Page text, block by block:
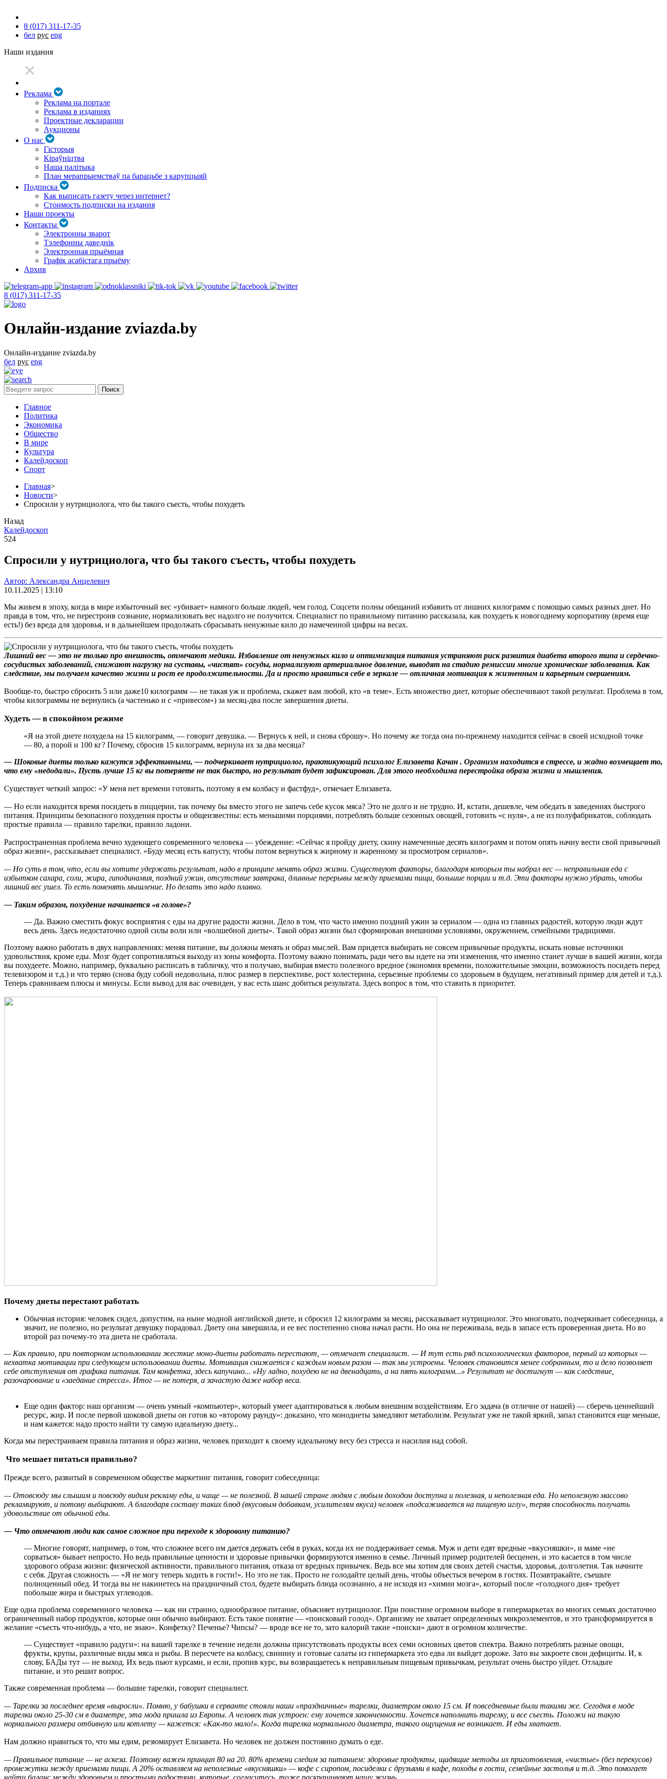
8 (017) 311-17-35
бел рус eng
Наши издания
Реклама
Реклама на портале
Реклама в изданиях
Проектные декларации
Аукционы
О нас
Гісторыя
Кіраўніцтва
Наша палітыка
План мерапрыемстваў па барацьбе з карупцыяй
Подписка
Как выписать газету через интернет?
Стоимость подписки на издания
Наши проекты
Контакты
Электронны зварот
Тэлефонны даведнік
Электронная прыёмная
Графік асабістага прыёму
Архив
8 (017) 311-17-35
Онлайн-издание zviazda.by
Онлайн-издание zviazda.by
бел рус eng
Главное
Политика
Экономика
Общество
В мире
Культура
Калейдоскоп
Спорт
Главная>
Новости>
Спросили у нутрициолога, что бы такого съесть, чтобы похудеть
Назад
Калейдоскоп
524
Спросили у нутрициолога, что бы такого съесть, чтобы похудеть
Автор: Александра Анцелевич
10.11.2025 | 13:10
Мы живем в эпоху, когда в мире избыточный вес «убивает» намного больше людей, чем голод. Соцсети полны обещаний избавить от лишних килограмм с помощью самых разных диет. Но
правда в том, что, не перестроив сознание, нормализовать вес надолго не получится. Специалист по правильному питанию рассказала, как похудеть к новогоднему корпоративу (время еще
есть!) без вреда для здоровья, и в дальнейшем продолжать сбрасывать ненужные кило до намеченной цифры на весах.
Лишний вес — это не только про внешность, отмечают медики. Избавление от ненужных кило и оптимизация питания устраняют риск развития диабета второго типа и сердечно-
сосудистых заболеваний, снижают нагрузку на суставы, «чистят» сосуды, нормализуют артериальное давление, выводят на стадию ремиссии многие хронические заболевания. Как
следствие, мы получаем качество жизни и рост ее продолжительности. Да и просто нравиться себе в зеркале — отличная мотивация к жизненным и карьерным свершениям.
Вообще-то, быстро сбросить 5 или даже10 килограмм — не такая уж и проблема, скажет вам любой, кто «в теме». Есть множество диет, которые обеспечивают такой результат. Проблема в том,
чтобы килограммы не вернулись (а частенько и с «привесом») за месяц-два после завершения диеты.
Худеть — в спокойном режиме
«Я на этой диете похудела на 15 килограмм, — говорит девушка. — Вернусь к ней, и снова сброшу». Но почему же тогда она по-прежнему находится сейчас в своей исходной точке
— 80, а порой и 100 кг? Почему, сбросив 15 килограмм, вернула их за два месяца?
— Шоковые диеты только кажутся эффективными, — подчеркивает нутрициолог, практикующий психолог Елизавета Качан . Организм находится в стрессе, и жадно возмещает то,
что ему «недодали». Пусть лучше 15 кг вы потеряете не так быстро, но результат будет зафиксирован. Для этого необходима перестройка образа жизни и мышления.
Существует четкий запрос: «У меня нет времени готовить, поэтому я ем колбасу и фастфуд», отмечает Елизавета.
— Но если находится время посидеть в пиццерии, так почему бы вместо этого не запечь себе кусок мяса? Это не долго и не трудно. И, кстати, дешевле, чем обедать в заведениях быстрого
питания. Принципы безопасного похудения просты и общеизвестны: есть меньшими порциями, потреблять больше сезонных овощей, готовить «с нуля», а не из полуфабрикатов, соблюдать
простые правила — правило тарелки, правило ладони.
Распространенная проблема вечно худеющего современного человека — убеждение: «Сейчас я пройду диету, скину намеченные десять килограмм и потом опять начну вести свой привычный
образ жизни», рассказывает специалист. «Буду месяц есть капусту, чтобы потом вернуться к жирному и жаренному за просмотром сериалов».
— Но суть в том, что, если вы хотите удержать результат, надо в принципе менять образ жизни. Существуют факторы, благодаря которым ты набрал вес — неправильная еда с
избытком сахара, соли, жира, гиподинамия, поздний ужин, отсутствие завтрака, длинные перерывы между приемами пищи, большие порции и т.д. Эти факторы нужно убрать, чтобы
лишний вес ушел. То есть поменять мышление. Но делать это надо плавно.
— Таким образом, похудение начинается «в голове»?
— Да. Важно сместить фокус восприятия с еды на другие радости жизни. Дело в том, что часто именно поздний ужин за сериалом — одна из главных радостей, которую люди ждут
весь день. Здесь недостаточно одной силы воли или «волшебной диеты». Такой образ жизни был сформирован внешними условиями, окружением, семейными традициями.
Поэтому важно работать в двух направлениях: меняя питание, вы должны менять и образ мыслей. Вам придется выбирать не совсем привычные продукты, искать новые источники
удовольствия, кроме еды. Мозг будет сопротивляться выходу из зоны комфорта. Поэтому важно понимать, ради чего вы идете на эти изменения, что именно станет лучше в вашей жизни, когда
вы похудеете. Можно, например, буквально расписать в табличку, что я получаю, выбирая вместо полезного вредное (экономия времени, положительные эмоции, возможность посидеть перед
телевизором и т.д.) и что теряю (снова буду собой недовольна, плюс размер в перспективе, рост холестерина, серьезные проблемы со здоровьем в будущем, негативный пример для детей и т.д.).
Теперь сравниваем плюсы и минусы. Если вывод для вас очевиден, у вас есть шанс добиться результата. Здесь вопрос в том, что ставить в приоритет.
Почему диеты перестают работать
Обычная история: человек сидел, допустим, на ныне модной английской диете, и сбросил 12 килограмм за месяц, рассказывает нутрициолог. Это многовато, подчеркивает собеседница, а
значит, не полезно, но результат девушку порадовал. Диету она завершила, и ее вес постепенно снова начал расти. Но она не переживала, ведь в запасе есть проверенная диета. Но во
второй раз почему-то эта диета не сработала.
— Как правило, при повторном использовании жесткие моно-диеты работать перестают, — отмечает специалист. — И тут есть ряд психологических факторов, первый из которых —
нехватка мотивации при следующем использовании диеты. Мотивация снижается с каждым новым разом — так мы устроены. Человек становится менее собранным, то и дело позволяет
себе отступления от графика питания. Там конфетка, здесь капучино... «Ну ладно, похудею не на двенадцать, а на пять килограмм...» Результат не достигнут — как следствие,
разочарование и «заедание стресса». Итог — не потеря, а зачастую даже набор веса.
Еще один фактор: наш организм — очень умный «компьютер», который умеет адаптироваться к любым внешним воздействиям. Его задача (в отличие от нашей) — сберечь ценнейший
ресурс, жир. И после первой шоковой диеты он готов ко «второму раунду»: доказано, что монодиеты замедляют метаболизм. Результат уже не такой яркий, запал становится еще меньше,
и нам кажется: надо просто найти ту самую идеальную диету...
Когда мы перестраиваем правила питания и образ жизни, человек приходит к своему идеальному весу без стресса и насилия над собой.
Что мешает питаться правильно?
Прежде всего, развитый в современном обществе маркетинг питания, говорит собеседница:
— Отовсюду мы слышим и повсюду видим рекламу еды, и чаще — не полезной. В нашей стране людям с любым доходом доступна и полезная, и неполезная еда. Но неполезную массово
рекламируют, и потому выбирают. А благодаря составу таких блюд (вкусовым добавкам, усилителям вкуса) человек «подсаживается на пищевую иглу», теряя способность получать
удовольствие от обычной еды.
— Что отмечают люди как самое сложное при переходе к здоровому питанию?
— Многие говорят, например, о том, что сложнее всего им дается держать себя в руках, когда их не поддерживает семья. Муж и дети едят вредные «вкусняшки», и маме «не
сорваться» бывает непросто. Но ведь правильные ценности и здоровые привычки формируются именно в семье. Личный пример родителей бесценен, и это касается в том числе
здорового образа жизни: физической активности, правильного питания, отказа от вредных привычек. Ведь все мы хотим для своих детей счастья, здоровья, долголетия. Так начните
с себя. Другая сложность — «Я не могу теперь ходить в гости!». Но это не так. Просто не голодайте целый день, чтобы объесться вечером в гостях. Позавтракайте, съешьте
полноценный обед. И тогда вы не накинетесь на праздничный стол, будете выбирать блюда осознанно, а не исходя из «химии мозга», который после «голодного дня» требует
побольше жира и быстрых углеводов.
Еще одна проблема современного человека — как ни странно, однообразное питание, объясняет нутрициолог. При поистине огромном выборе в гипермаркетах во многих семьях достаточно
ограниченный набор продуктов, которые они обычно выбирают. Есть такое понятие — «поисковый голод». Организму не хватает определенных микроэлементов, и это трансформируется в
желание «съесть что-нибудь, а что, не знаю». Конфетку? Печенье? Чипсы? — вроде все не то, зато калорий такие «поиски» дают в огромном количестве.
— Существует «правило радуги»: на вашей тарелке в течение недели должны присутствовать продукты всех семи основных цветов спектра. Важно потреблять разные овощи,
фрукты, крупы, различные виды мяса и рыбы. В пересчете на колбасу, свинину и готовые салаты из гипермаркета это едва ли выйдет дороже. Зато вы закроете свои дефициты. И, к
слову, БАДы тут — не выход. Их ведь пьют курсами, и если, пропив курс, вы возвращаетесь к неправильным пищевым привычкам, результат очень быстро уйдет. Отладьте
питание, и это решит вопрос.
Также современная проблема — большие тарелки, говорит специалист.
— Тарелки за последнее время «выросли». Помню, у бабушки в серванте стояли наши «праздничные» тарелки, диаметром около 15 см. И повседневные были такими же. Сегодня в моде
тарелки около 25-30 см в диаметре, эта мода пришла из Европы. А человек так устроен: ему хочется законченности. Хочется наполнить тарелку, и все съесть. Положи на такую
нормального размера отбивную или котлету — кажется: «Как-то мало!». Когда тарелка нормального диаметра, такого ощущения не возникает. И еды хватает.
Нам должно нравиться то, что мы едим, резюмирует Елизавета. Но человек не должен постоянно думать о еде.
— Правильное питание — не аскеза. Поэтому важен принцип 80 на 20. 80% времени следим за питанием: здоровые продукты, щадящие методы их приготовления, «чистые» (без перекусов)
промежутки между приемами пищи. А 20% оставляем на неполезные «вкусняшки» — кофе с сиропом, посиделки с друзьями в кафе, походы в гости, семейные застолья и т.д. Это помогает
найти баланс между здоровьем и простыми радостями, которые, согласитесь, тоже раскрашивают нашу жизнь.